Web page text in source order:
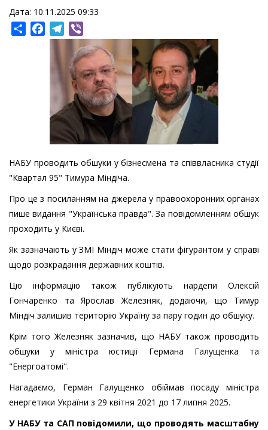
Дата: 10.11.2025 09:33
ShareFacebookTelegram
НАБУ проводить обшуки у бізнесмена та співвласника студії
"Квартал 95" Тимура Міндіча.
Про це з посиланням на джерела у правоохоронних органах
пише видання "Українська правда". За повідомленням обшук
проходить у Києві.
Як зазначають у ЗМІ Міндіч може стати фігурантом у справі
щодо розкрадання державних коштів.
Цю інформацію також публікують нардепи Олексій
Гончаренко та Ярослав Железняк, додаючи, що Тимур
Міндіч залишив територію Україну за пару годин до обшуку.
Крім того Железняк зазначив, що НАБУ також проводить
обшуки у міністра юстиції Германа Галущенка та
"Енергоатомі".
Нагадаємо, Герман Галущенко обіймав посаду міністра
енергетики України з 29 квітня 2021 до 17 липня 2025.
У НАБУ та САП повідомили, що проводять масштабну